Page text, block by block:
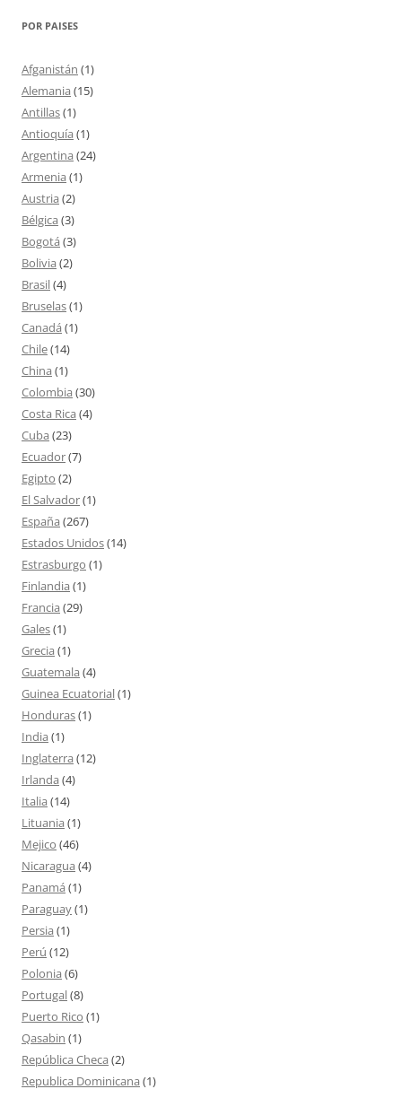
POR PAISES
Afganistán (1)
Alemania (15)
Antillas(1)
Antioquía (1)
Argentina (24)
Armenia (1)
Austria (2)
Bélgica (3)
Bogotá (3)
Bolivia (2)
Brasil(4)
Bruselas(1)
Canadá (1)
Chile(14)
China (1)
Colombia (30)
Costa Rica (4)
Cuba (23)
Ecuador(7)
Egipto (2)
El Salvador(1)
España (267)
Estados Unidos(14)
Estrasburgo (1)
Finlandia (1)
Francia (29)
Gales(1)
Grecia (1)
Guatemala (4)
Guinea Ecuatorial(1)
Honduras(1)
India (1)
Inglaterra (12)
Irlanda (4)
Italia (14)
Lituania (1)
Mejico (46)
Nicaragua (4)
Panamá (1)
Paraguay(1)
Persia (1)
Perú (12)
Polonia (6)
Portugal(8)
Puerto Rico (1)
Qasabin (1)
República Checa (2)
Republica Dominicana (1)